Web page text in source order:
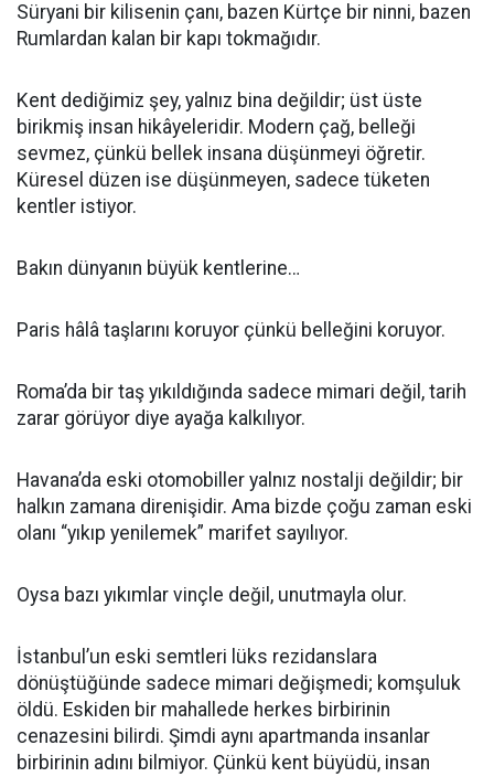
Süryani bir kilisenin çanı, bazen Kürtçe bir ninni, bazen
Rumlardan kalan bir kapı tokmağıdır.
Kent dediğimiz şey, yalnız bina değildir; üst üste
birikmiş insan hikâyeleridir. Modern çağ, belleği
sevmez, çünkü bellek insana düşünmeyi öğretir.
Küresel düzen ise düşünmeyen, sadece tüketen
kentler istiyor.
Bakın dünyanın büyük kentlerine…
Paris hâlâ taşlarını koruyor çünkü belleğini koruyor.
Roma’da bir taş yıkıldığında sadece mimari değil, tarih
zarar görüyor diye ayağa kalkılıyor.
Havana’da eski otomobiller yalnız nostalji değildir; bir
halkın zamana direnişidir. Ama bizde çoğu zaman eski
olanı “yıkıp yenilemek” marifet sayılıyor.
Oysa bazı yıkımlar vinçle değil, unutmayla olur.
İstanbul’un eski semtleri lüks rezidanslara
dönüştüğünde sadece mimari değişmedi; komşuluk
öldü. Eskiden bir mahallede herkes birbirinin
cenazesini bilirdi. Şimdi aynı apartmanda insanlar
birbirinin adını bilmiyor. Çünkü kent büyüdü, insan